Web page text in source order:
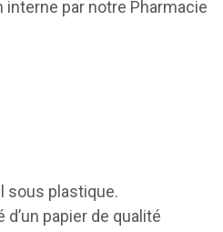
interne par notre Pharmacie
sous plastique.
papier de qualité